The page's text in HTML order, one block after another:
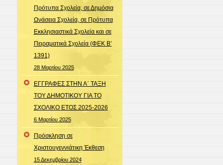
Πρότυπα Σχολεία, σε Δημόσια
Ωνάσεια Σχολεία, σε Πρότυπα
Εκκλησιαστικά Σχολεία και σε
Πειραματικά Σχολεία (ΦΕΚ Β’
1391)
28 Μαρτίου 2025
ΕΓΓΡΑΦΕΣ ΣΤΗΝ Α΄ ΤΑΞΗ
ΤΟΥ ΔΗΜΟΤΙΚΟΥ ΓΙΑ ΤΟ
ΣΧΟΛΙΚΟ ΕΤΟΣ 2025-2026
6 Μαρτίου 2025
Πρόσκληση σε
Χριστουγεννιάτικη Έκθεση
15 Δεκεμβρίου 2024